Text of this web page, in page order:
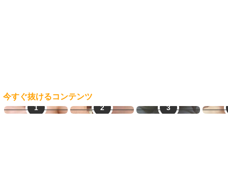
今すぐ抜けるコンテンツ
オナ配信中ー 熟女即ヌキ 生オナ配信 素